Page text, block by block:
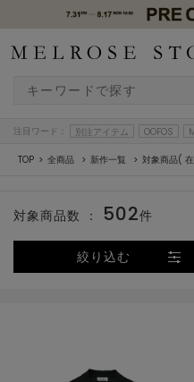
注目ワード： 別注アイテム OOFOS
TOP 全商品 新作一覧 対象商品(
絞り込む
対象商品数 ： 502件